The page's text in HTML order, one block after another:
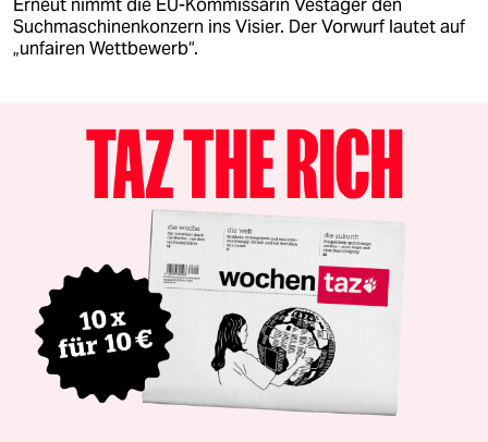
Erneut nimmt die EU-Kommissarin Vestager den
Suchmaschinenkonzern ins Visier. Der Vorwurf lautet auf
„unfairen Wettbewerb“.